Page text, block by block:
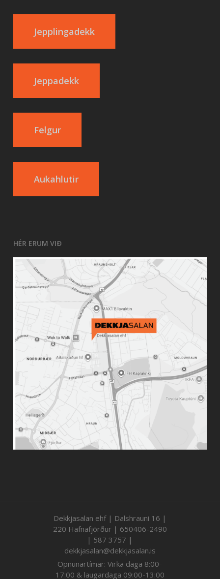
Jepplingadekk
Jeppadekk
Felgur
Aukahlutir
HÉR ERUM VIÐ
Dekkjasalan ehf | Dalshrauni 16 |
220 Hafnafjörður | 650406-2490
| 587 3757 |
dekkjasalan@dekkjasalan.is
Opnunartímar: Virka daga 8:00-
17:00 & laugardaga 09:00-13:00